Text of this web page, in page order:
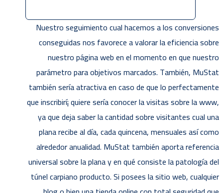
Nuestro seguimiento cual hacemos a los conversiones
conseguidas nos favorece a valorar la eficiencia sobre
nuestro página web en el momento en que nuestro
parámetro para objetivos marcados. También, MuStat
también serí­a atractiva en caso de que lo perfectamente
que inscribirí¡ quiere serí­a conocer la visitas sobre la www,
ya que deja saber la cantidad sobre visitantes cual una
plana recibe al día, cada quincena, mensuales así­ como
alrededor anualidad. MuStat también aporta referencia
universal sobre la plana y en qué consiste la patologí­a del
túnel carpiano producto. Si posees la sitio web, cualquier